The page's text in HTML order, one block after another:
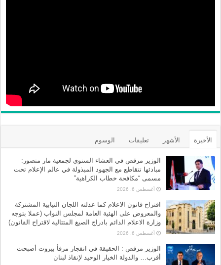
الأخيرة الأشهر تعليقات الوسوم
الوزير مرقص في العشاء السنوي لجمعية مار منصور:
مبادئها تتقاطع مع الجهود المبذولة في عالم الإعلام تحت
مسمى “مكافحة خطاب الكراهية”
أغسطس 6, 2026
اقتراح قانون الاعلام كما عدلته اللجان النيابية المشتركة
والمعروض على الهئية العامة لمجلس النواب (عملا بتوجه
وزارة الاعلام الدائم بادراج الصيغ المتتالية لاقتراح القانون)
أغسطس 6, 2026
الوزير مرقص : الحقيقة في انفجار مرفأ بيروت أصبحت
أقرب… والدولة الخيار الوحيد لإنقاذ لبنان